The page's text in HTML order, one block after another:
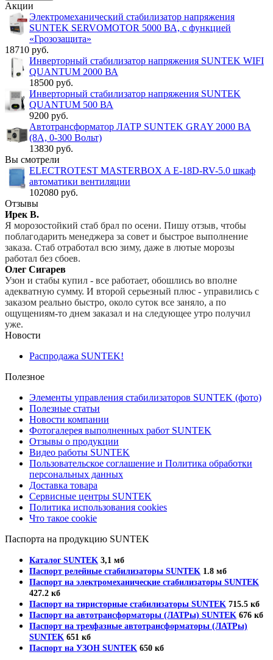
Акции
Электромеханический стабилизатор напряжения
SUNTEK SERVOMOTOR 5000 ВА, с функцией
«Грозозащита»
18710 руб.
Инверторный стабилизатор напряжения SUNTEK WIFI
QUANTUM 2000 ВА
18500 руб.
Инверторный стабилизатор напряжения SUNTEK
QUANTUM 500 ВА
9200 руб.
Автотрансформатор ЛАТР SUNTEK GRAY 2000 ВА
(8А, 0-300 Вольт)
13830 руб.
Вы смотрели
ELECTROTEST MASTERBOX A E-18D-RV-5.0 шкаф
автоматики вентиляции
102080 руб.
Отзывы
Ирек В.
Я морозостойкий стаб брал по осени. Пишу отзыв, чтобы
поблагодарить менеджера за совет и быстрое выполнение
заказа. Стаб отработал всю зиму, даже в лютые морозы
работал без сбоев.
Олег Сигарев
Узон и стабы купил - все работает, обошлись во вполне
адекватную сумму. И второй серьезный плюс - управились с
заказом реально быстро, около суток все заняло, а по
ощущениям-то днем заказал и на следующее утро получил
уже.
Новости
Распродажа SUNTEK!
Полезное
Элементы управления стабилизаторов SUNTEK (фото)
Полезные статьи
Новости компании
Фотогалерея выполненных работ SUNTEK
Отзывы о продукции
Видео работы SUNTEK
Пользовательское соглашение и Политика обработки
персональных данных
Доставка товара
Сервисные центры SUNTEK
Политика использования cookies
Что такое cookie
Паспорта на продукцию SUNTEK
Каталог SUNTEK 3,1 мб
Паспорт релейные стабилизаторы SUNTEK 1.8 мб
Паспорт на электромеханические стабилизаторы SUNTEK
427.2 кб
Паспорт на тиристорные стабилизаторы SUNTEK 715.5 кб
Паспорт на автотрансформаторы (ЛАТРы) SUNTEK 676 кб
Паспорт на трехфазные автотрансформаторы (ЛАТРы)
SUNTEK 651 кб
Паспорт на УЗОН SUNTEK 650 кб